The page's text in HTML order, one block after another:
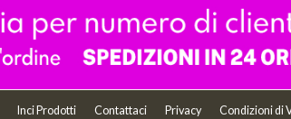
Inci Prodotti Contattaci Privacy Condizioni di